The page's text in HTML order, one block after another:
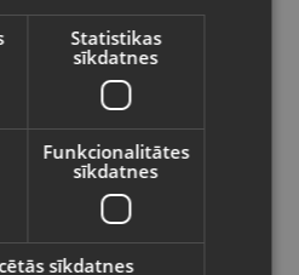
4G 256GB 6GB
Statistikas
sīkdatnes
Funkcionalitātes
sīkdatnes
sīkdatnes